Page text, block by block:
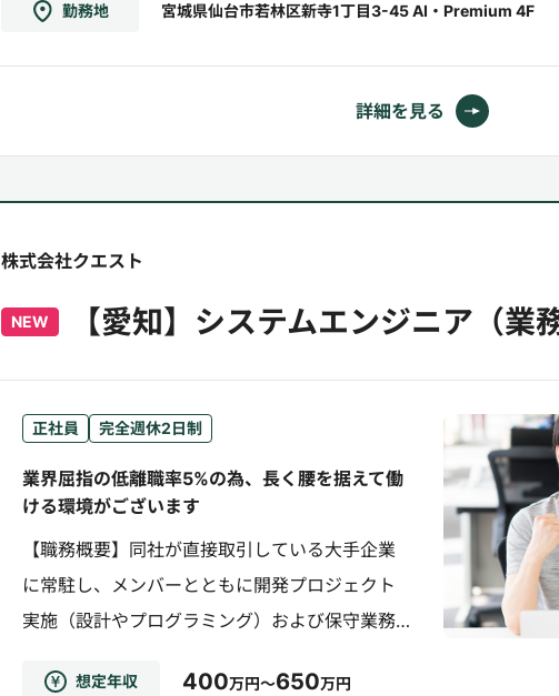
勤務地 宮城県仙台市若林区新寺1丁目3-45 AI・Premium 4F
詳細を見る
株式会社クエスト
NEW 【愛知】システムエンジニア（業
正社員 完全週休2日制
業界屈指の低離職率5%の為、長く腰を据えて働
ける環境がございます
【職務概要】同社が直接取引している大手企業
に常駐し、メンバーとともに開発プロジェクト
実施（設計やプログラミング）および保守業務
計、開発、保守まで全てのフェーズでご活躍頂
想定年収 400万円～650万円